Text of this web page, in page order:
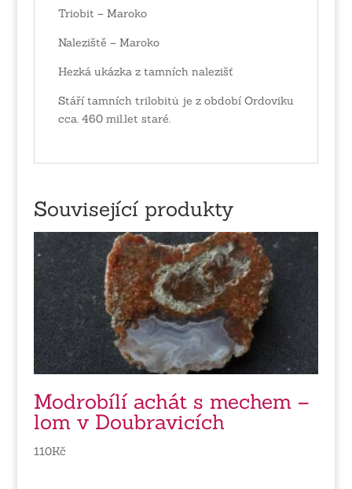
Triobit – Maroko
Naleziště – Maroko
Hezká ukázka z tamních nalezišť
Stáří tamních trilobitů je z období Ordoviku
cca. 460 mil.let staré.
Související produkty
Modrobílí achát s mechem –
lom v Doubravicích
110Kč